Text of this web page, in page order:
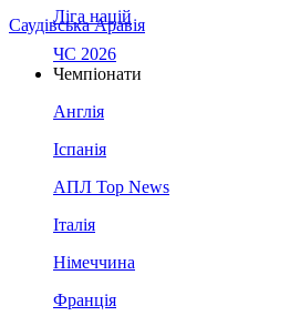
Саудівська Аравія
Ліга націй
ЧС 2026
Чемпіонати
Англія
Іспанія
АПЛ Top News
Італія
Німеччина
Франція